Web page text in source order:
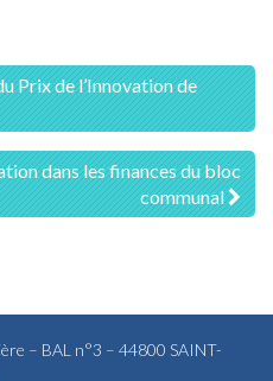
Prix de l’Innovation de
dans les finances du bloc
communal
– BAL n°3 – 44800 SAINT-